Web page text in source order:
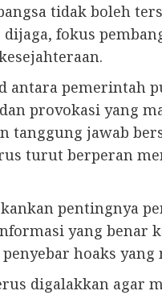
tidak boleh
fokus
antara pemerintah
provokasi yang
tanggung jawab
turut berperan
pentingnya
yang benar
hoaks yang
digalakkan agar